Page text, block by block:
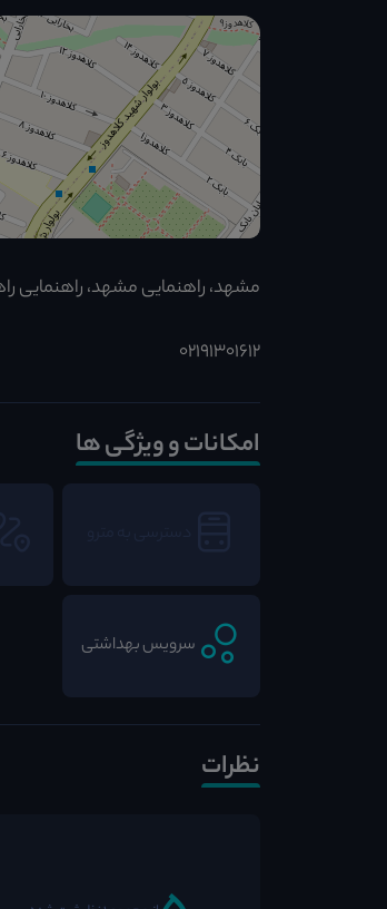
مشهد، راهنمایی مشهد، راهنمایی
02191301612
امکانات و ویژگی ها
سرویس بهداشتی
نظرات